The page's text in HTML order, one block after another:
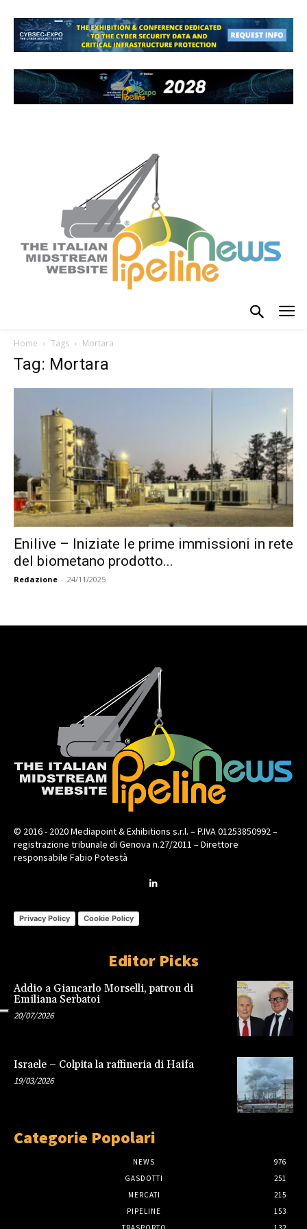
Home Tags Mortara
Tag: Mortara
Enilive – Iniziate le prime immissioni in rete
del biometano prodotto...
Redazione - 24/11/2025
© 2016 - 2020 Mediapoint & Exhibitions s.r.l. – P.IVA 01253850992 –
registrazione tribunale di Genova n.27/2011 – Direttore
responsabile Fabio Potestà
Privacy Policy Cookie Policy
Editor Picks
Addio a Giancarlo Morselli, patron di
Emiliana Serbatoi
20/07/2026
Israele – Colpita la raffineria di Haifa
19/03/2026
Categorie Popolari
NEWS
976
GASDOTTI
251
MERCATI
215
PIPELINE
153